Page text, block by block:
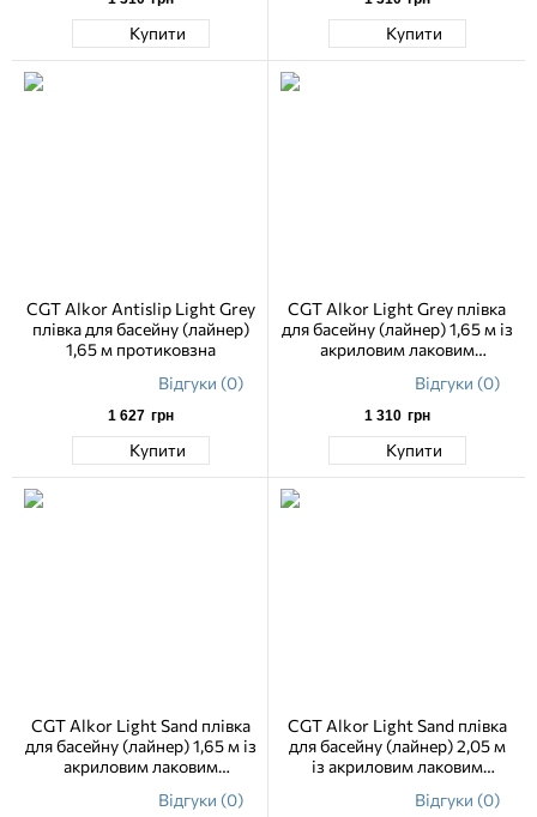
Купити Купити
CGT Alkor Antislip Light Grey
плівка для басейну (лайнер)
1,65 м протиковзна
Відгуки (0)
1 627 грн
Купити
CGT Alkor Light Grey плівка
для басейну (лайнер) 1,65 м із
акриловим лаковим
Відгуки (0)
1 310 грн
Купити
CGT Alkor Light Sand плівка
для басейну (лайнер) 1,65 м із
акриловим лаковим
Відгуки (0)
CGT Alkor Light Sand плівка
для басейну (лайнер) 2,05 м
із акриловим лаковим
Відгуки (0)